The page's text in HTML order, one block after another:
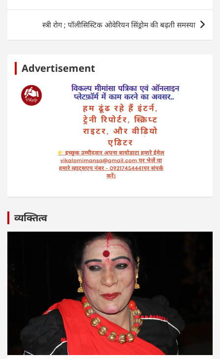
o
k
स्त्री रोग ; पॉलीसिस्टिक ओवेरियन सिंड्रोम की बढ़ती समस्या
Advertisement
व्यक्तित्व